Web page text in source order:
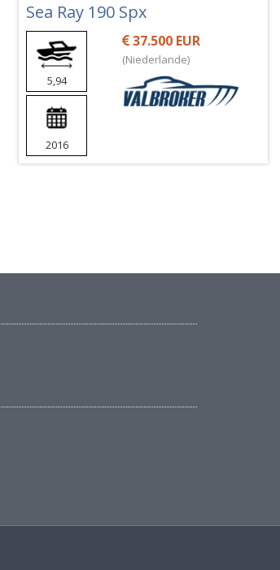
Sea Ray 190 Spx
5,94
2016
37.500 EUR
(Niederlande)